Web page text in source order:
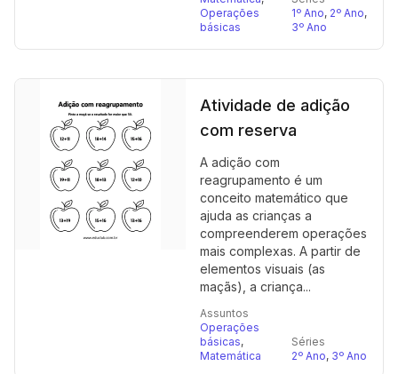
Operações
básicas
1º Ano, 2º Ano,
3º Ano
Atividade de adição
com reserva
A adição com
reagrupamento é um
conceito matemático que
ajuda as crianças a
compreenderem operações
mais complexas. A partir de
elementos visuais (as
maçãs), a criança...
Assuntos
Operações
básicas,
Matemática
Séries
2º Ano, 3º Ano